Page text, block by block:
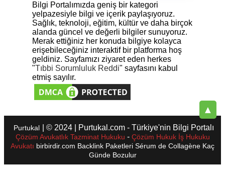
Bilgi Portalımızda geniş bir kategori
yelpazesiyle bilgi ve içerik paylaşıyoruz.
Sağlık, teknoloji, eğitim, kültür ve daha birçok
alanda güncel ve değerli bilgiler sunuyoruz.
Merak ettiğiniz her konuda bilgiye kolayca
erişebileceğiniz interaktif bir platforma hoş
geldiniz. Sayfamızı ziyaret eden herkes
"Tıbbi Sorumluluk Reddi" sayfasını kabul
etmiş sayılır.
▲
Purtukal | © 2024 | Purtukal.com - Türkiye'nin Bilgi Portalı
Çözüm Avukatlık Tazminat Hukuku - Çözüm Hukuk İş Hukuku
Avukatı birbirdir.com Backlink Paketleri Sérum de Collagène Kaç
Günde Bozulur